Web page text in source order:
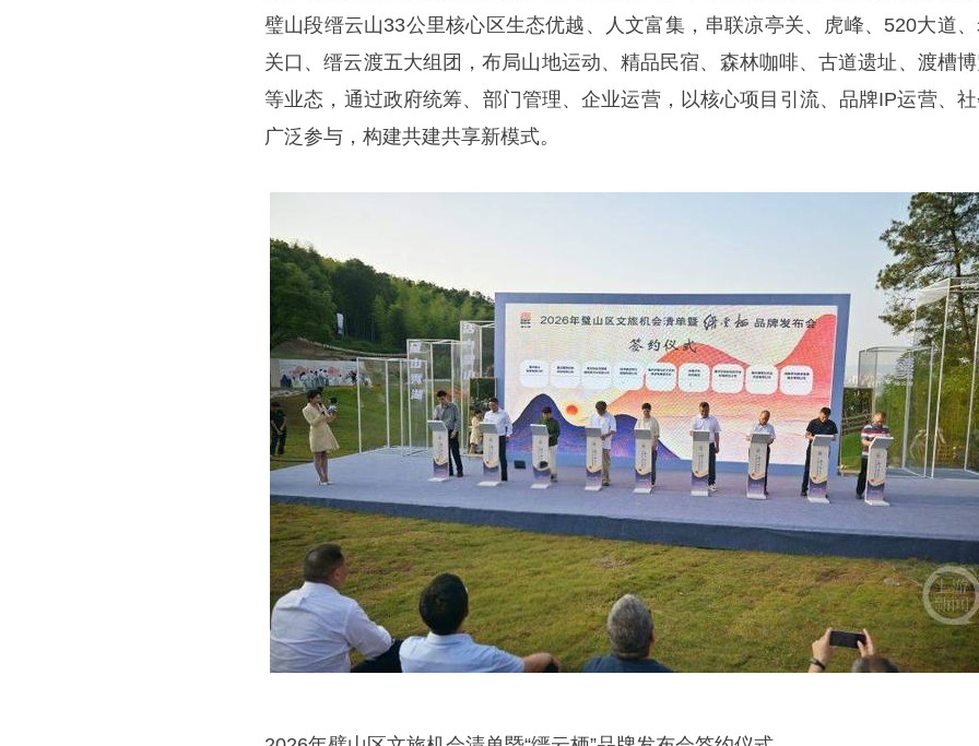
璧山段缙云山33公里核心区生态优越、人文富集，串联凉亭关、虎峰、520大道
关口、缙云渡五大组团，布局山地运动、精品民宿、森林咖啡、古道遗址、渡槽
等业态，通过政府统筹、部门管理、企业运营，以核心项目引流、品牌IP运营、
广泛参与，构建共建共享新模式。